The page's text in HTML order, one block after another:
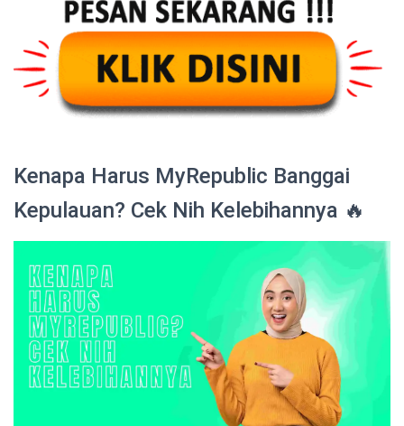
Kenapa Harus MyRepublic Banggai
Kepulauan? Cek Nih Kelebihannya 🔥